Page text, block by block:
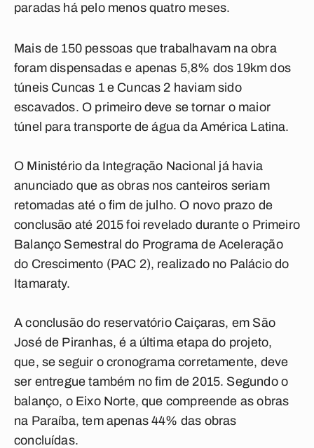
paradas há pelo menos quatro meses.
Mais de 150 pessoas que trabalhavam na obra
foram dispensadas e apenas 5,8% dos 19km dos
túneis Cuncas 1 e Cuncas 2 haviam sido
escavados. O primeiro deve se tornar o maior
túnel para transporte de água da América Latina.
O Ministério da Integração Nacional já havia
anunciado que as obras nos canteiros seriam
retomadas até o fim de julho. O novo prazo de
conclusão até 2015 foi revelado durante o Primeiro
Balanço Semestral do Programa de Aceleração
do Crescimento (PAC 2), realizado no Palácio do
Itamaraty.
A conclusão do reservatório Caiçaras, em São
José de Piranhas, é a última etapa do projeto,
que, se seguir o cronograma corretamente, deve
ser entregue também no fim de 2015. Segundo o
balanço, o Eixo Norte, que compreende as obras
na Paraíba, tem apenas 44% das obras
concluídas.